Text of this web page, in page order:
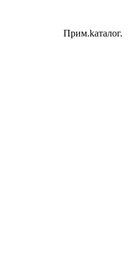
Пpим.kaтaлoг.